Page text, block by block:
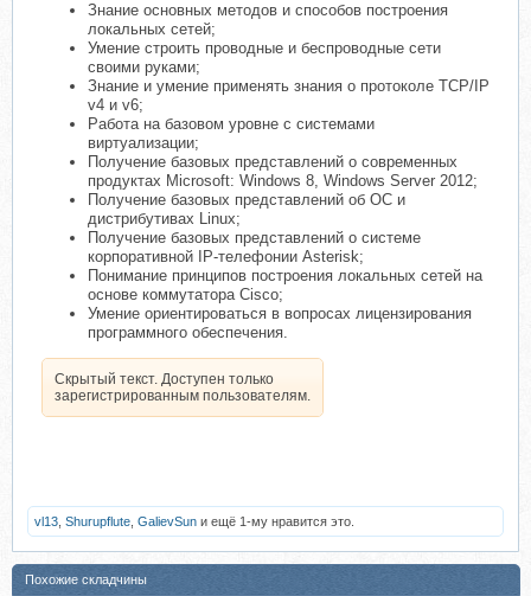
Знание основных методов и способов построения
локальных сетей;
Умение строить проводные и беспроводные сети
своими руками;
Знание и умение применять знания о протоколе TCP/IP
v4 и v6;
Работа на базовом уровне с системами
виртуализации;
Получение базовых представлений о современных
продуктах Microsoft: Windows 8, Windows Server 2012;
Получение базовых представлений об ОС и
дистрибутивах Linux;
Получение базовых представлений о системе
корпоративной IP-телефонии Asterisk;
Понимание принципов построения локальных сетей на
основе коммутатора Cisco;
Умение ориентироваться в вопросах лицензирования
программного обеспечения.
Скрытый текст. Доступен только
зарегистрированным пользователям.
vl13 Shurupflute GalievSun и ещё 1-му нравится это.
Похожие складчины